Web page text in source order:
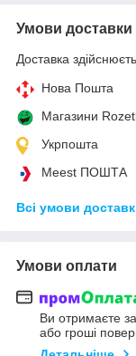
Умови доставки
Доставка
Нова Пошта
Магазини
Укрпошта
Meest ПОШТА
Всі умови
Умови оплати
Ви отримаєте
або гроші